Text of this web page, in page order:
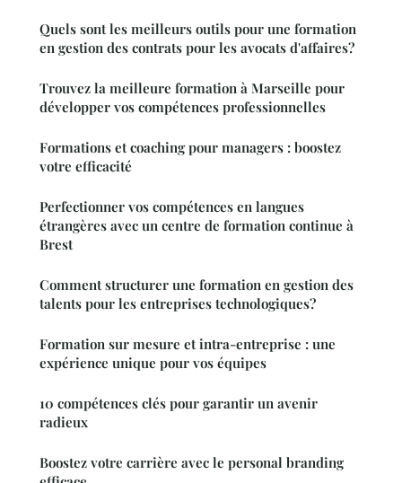
Quels sont les meilleurs outils pour une formation
en gestion des contrats pour les avocats d'affaires?
Trouvez la meilleure formation à Marseille pour
développer vos compétences professionnelles
Formations et coaching pour managers : boostez
votre efficacité
Perfectionner vos compétences en langues
étrangères avec un centre de formation continue à
Brest
Comment structurer une formation en gestion des
talents pour les entreprises technologiques?
Formation sur mesure et intra-entreprise : une
expérience unique pour vos équipes
10 compétences clés pour garantir un avenir
radieux
Boostez votre carrière avec le personal branding